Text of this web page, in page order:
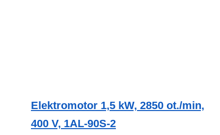
Elektromotor 1,5 kW, 2850 ot./min,
400 V, 1AL-90S-2